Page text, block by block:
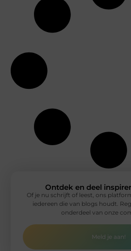
Ontdek en deel
Of je nu schrijft of leest, ons
iedereen die van blogs houdt.
onderdeel van onze
Meld je aan!